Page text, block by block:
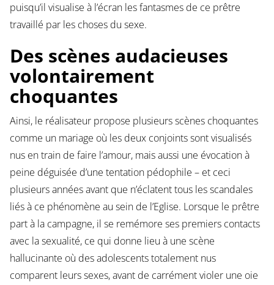
puisqu’il visualise à l’écran les fantasmes de ce prêtre
travaillé par les choses du sexe.
Des scènes audacieuses
volontairement
choquantes
Ainsi, le réalisateur propose plusieurs scènes choquantes
comme un mariage où les deux conjoints sont visualisés
nus en train de faire l’amour, mais aussi une évocation à
peine déguisée d’une tentation pédophile – et ceci
plusieurs années avant que n’éclatent tous les scandales
liés à ce phénomène au sein de l’Eglise. Lorsque le prêtre
part à la campagne, il se remémore ses premiers contacts
avec la sexualité, ce qui donne lieu à une scène
hallucinante où des adolescents totalement nus
comparent leurs sexes, avant de carrément violer une oie